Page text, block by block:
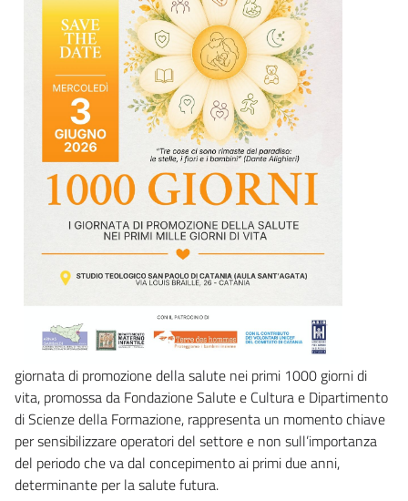
giornata di promozione della salute nei primi 1000 giorni di
vita, promossa da Fondazione Salute e Cultura e Dipartimento
di Scienze della Formazione, rappresenta un momento chiave
per sensibilizzare operatori del settore e non sull’importanza
del periodo che va dal concepimento ai primi due anni,
determinante per la salute futura.